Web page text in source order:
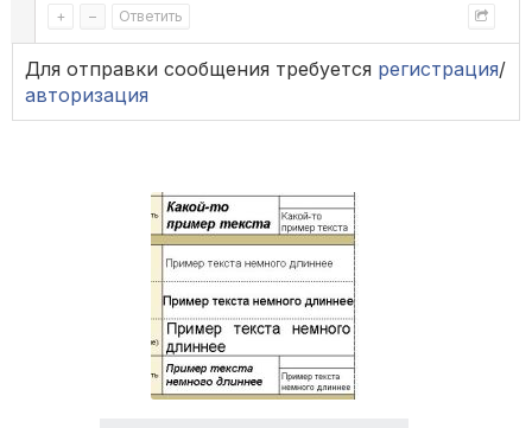
+ – Ответить
Для отправки сообщения требуется регистрация/
авторизация